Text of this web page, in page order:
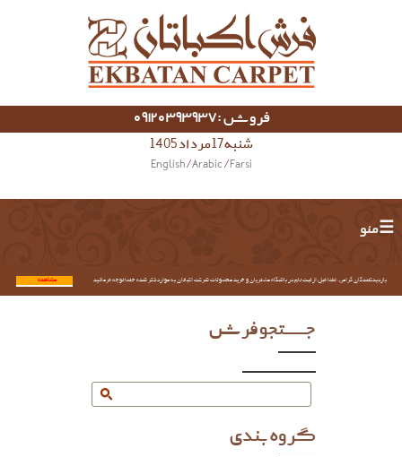
فروش :09120393937
شنبه 17 مرداد 1405
English/ Arabic / Farsi
☰ منو
بازدیدکنندگان گرامی؛ لطفا قبل از ثبت نام در باشگاه مشتریان و خرید محصولات شرکت اکباتان به موارد ذکر شده حتما توجه فرمائید. مشاهده...
جستجو فرش
گروه بندی